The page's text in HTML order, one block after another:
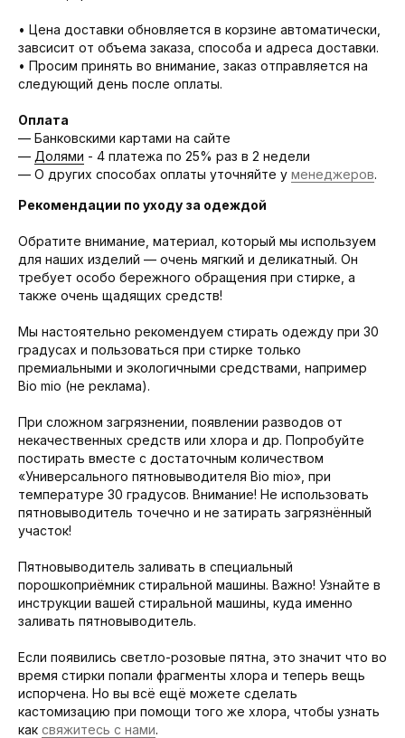
• Цена доставки обновляется в корзине автоматически,
завсисит от объема заказа, способа и адреса доставки.
• Просим принять во внимание, заказ отправляется на
следующий день после оплаты.
Оплата
— Банковскими картами на сайте
— Долями - 4 платежа по 25% раз в 2 недели
— О других способах оплаты уточняйте у менеджеров.
Рекомендации по уходу за одеждой
Обратите внимание, материал, который мы используем
для наших изделий — очень мягкий и деликатный. Он
требует особо бережного обращения при стирке, а
также очень щадящих средств!
Мы настоятельно рекомендуем стирать одежду при 30
градусах и пользоваться при стирке только
премиальными и экологичными средствами, например
Bio mio (не реклама).
При сложном загрязнении, появлении разводов от
некачественных средств или хлора и др. Попробуйте
постирать вместе с достаточным количеством
«Универсального пятновыводителя Bio mio», при
температуре 30 градусов. Внимание! Не использовать
пятновыводитель точечно и не затирать загрязнённый
участок!
Пятновыводитель заливать в специальный
порошкоприёмник стиральной машины. Важно! Узнайте в
инструкции вашей стиральной машины, куда именно
заливать пятновыводитель.
Если появились светло-розовые пятна, это значит что во
время стирки попали фрагменты хлора и теперь вещь
испорчена. Но вы всё ещё можете сделать
кастомизацию при помощи того же хлора, чтобы узнать
как свяжитесь с нами.